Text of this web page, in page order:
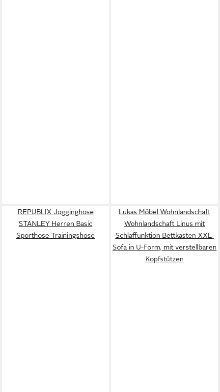
REPUBLIX Jogginghose
STANLEY Herren Basic
Sporthose Trainingshose
Lukas Möbel Wohnlandschaft
Wohnlandschaft Linus mit
Schlaffunktion Bettkasten XXL-
Sofa in U-Form, mit verstellbaren
Kopfstützen